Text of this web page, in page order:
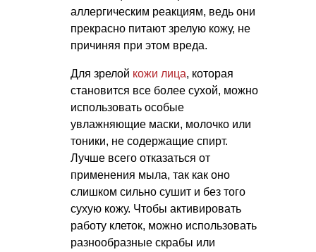
аллергическим реакциям, ведь они
прекрасно питают зрелую кожу, не
причиняя при этом вреда.
Для зрелой кожи лица, которая
становится все более сухой, можно
использовать особые
увлажняющие маски, молочко или
тоники, не содержащие спирт.
Лучше всего отказаться от
применения мыла, так как оно
слишком сильно сушит и без того
сухую кожу. Чтобы активировать
работу клеток, можно использовать
разнообразные скрабы или